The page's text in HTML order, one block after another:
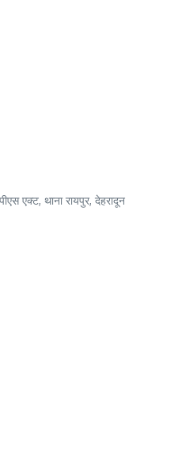
एक्ट, थाना रायपुर, देहरादून